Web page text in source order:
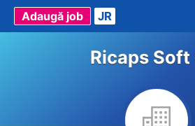
Adaugă job JR
Ricaps Soft